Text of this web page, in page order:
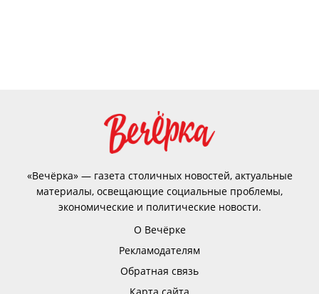
«Вечёрка» — газета столичных новостей, актуальные
материалы, освещающие социальные проблемы,
экономические и политические новости.
О Вечёрке
Рекламодателям
Обратная связь
Карта сайта